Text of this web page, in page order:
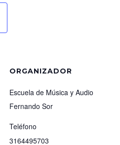
ORGANIZADOR
Escuela de Música y Audio
Fernando Sor
Teléfono
3164495703